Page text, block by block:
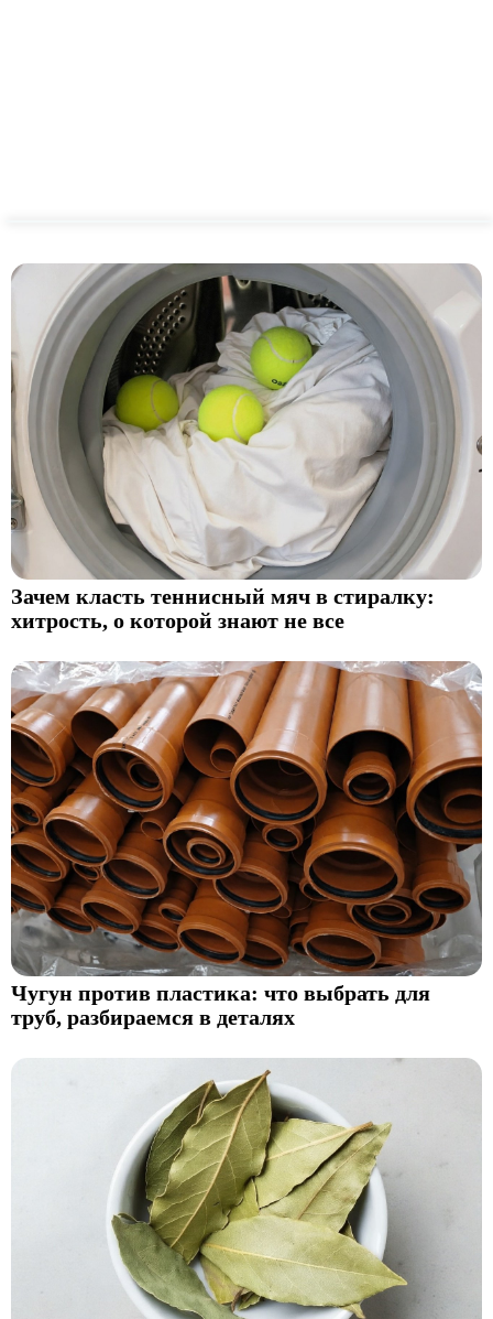
Зачем класть теннисный мяч в стиралку:
хитрость, о которой знают не все
Чугун против пластика: что выбрать для
труб, разбираемся в деталях